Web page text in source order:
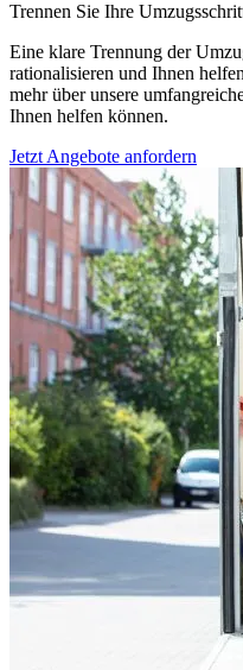
Trennen Sie Ihre
Eine klare Trennung der
rationalisieren und Ihnen
mehr über unsere
Ihnen helfen können.
Jetzt Angebote anfordern